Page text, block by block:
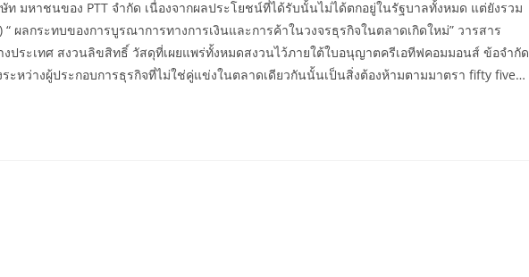
ท มหาชนของ PTT จำกัด เนื่องจากผลประโยชน์ที่ได้รับนั้นไม่ได้ตกอยู่ในรัฐบาลทั้งหมด แต่ยังรวม
ผลกระทบของการบูรณาการทางการเงินและการค้าในวงจรธุรกิจในตลาดเกิดใหม่” วารสาร
งประเทศ สงวนลิขสิทธิ์ วัสดุที่เผยแพร่ทั้งหมดสงวนไว้ภายใต้ใบอนุญาตครีเอทีฟคอมมอนส์ ข้อจำกัด
ะหว่างผู้ประกอบการธุรกิจที่ไม่ใช่คู่แข่งในตลาดเดียวกันนั้นเป็นสิ่งต้องห้ามตามมาตรา fifty five…